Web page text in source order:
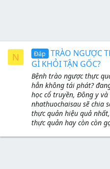
N Đáp TRÀO NGƯỢC
GÌ KHỎI TẬN GỐC?
Bệnh trào ngược thực
hẳn không tái phát?
học cổ truyền, Đông y
nhathuochaisau sẽ chia
thực quản hiệu quả
thực quản hay còn còn